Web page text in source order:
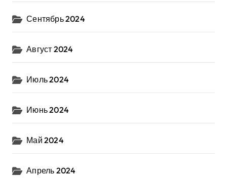
Сентябрь 2024
Август 2024
Июль 2024
Июнь 2024
Май 2024
Апрель 2024